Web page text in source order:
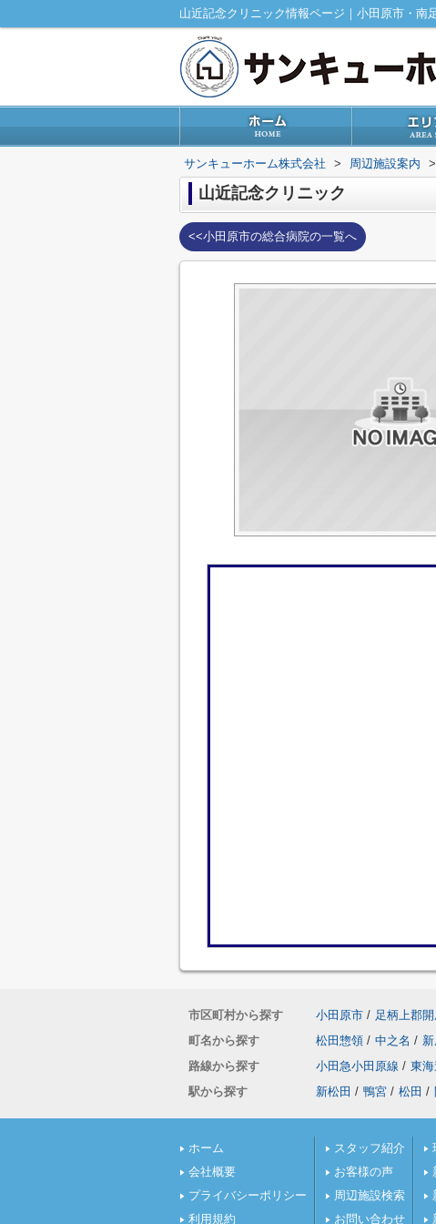
山近記念クリニック情報ページ｜小田原市・南
サンキューホーム株式会社 > 周辺施設案内 >
山近記念クリニック
<<小田原市の総合病院の一覧へ
市区町村から探す 小田原市 / 足柄上郡
町名から探す
松田惣領 / 中之名 /
路線から探す
小田急小田原線 / 東
駅から探す
新松田 / 鴨宮 / 松田 /
ホーム
会社概要
プライバシーポリシー
利用規約
スタッフ紹介
お客様の声
周辺施設検索
お問い合わせ